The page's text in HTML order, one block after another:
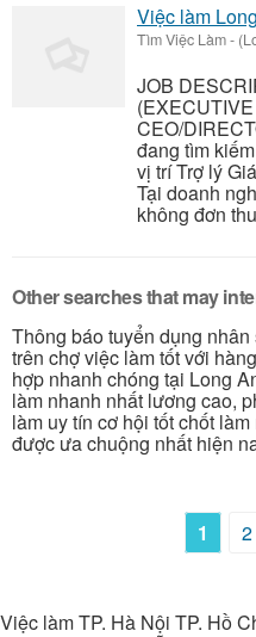
Việc làm
Tìm Việc Làm-
JOB
CEO/
đang tìm
vị trí Trợ lý
Tại doanh
không đơn
Other searches that may
Thông báo tuyển dụng
trên chợ việc làm tốt với
hợp nhanh chóng tại Long
làm nhanh nhất lương cao,
làm uy tín cơ hội tốt chốt
được ưa chuộng nhất hiện
1 2
Việc làm TP. Hà Nội TP. Hồ